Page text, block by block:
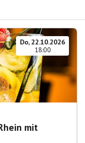
Do, 22.10.2026
18:00
mit